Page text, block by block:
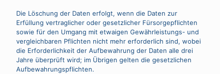
Die Löschung der Daten erfolgt, wenn die Daten zur
Erfüllung vertraglicher oder gesetzlicher Fürsorgepflichten
sowie für den Umgang mit etwaigen Gewährleistungs- und
vergleichbaren Pflichten nicht mehr erforderlich sind, wobei
die Erforderlichkeit der Aufbewahrung der Daten alle drei
Jahre überprüft wird; im Übrigen gelten die gesetzlichen
Aufbewahrungspflichten.